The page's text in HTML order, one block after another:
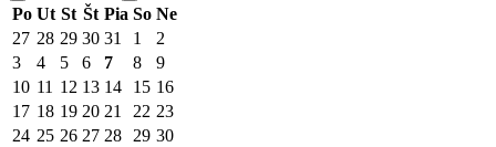
Po Ut St Št Pia So Ne
27 28 29 30 31 1
2
3
4 5 6 7 8
9
10 11 12 13 14 15 16
17 18 19 20 21 22 23
24 25 26 27 28 29 30